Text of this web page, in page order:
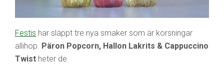
Festis har släppt tre nya smaker som är korsningar
allihop. Päron Popcorn, Hallon Lakrits & Cappuccino
Twist heter de.